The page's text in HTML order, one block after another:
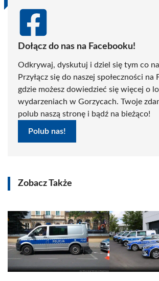
Dołącz do nas na Facebooku!
Odkrywaj, dyskutuj i dziel się tym co
Przyłącz się do naszej społeczności na
gdzie możesz dowiedzieć się więcej o
wydarzeniach w Gorzycach. Twoje
polub naszą stronę i bądź na bieżąco!
Polub nas!
Zobacz Także